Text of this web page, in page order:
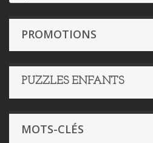
PROMOTIONS
PUZZLES ENFANTS
MOTS-CLÉS